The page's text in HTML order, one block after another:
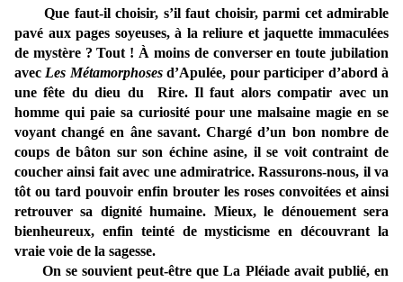
Que faut-il choisir, s’il faut choisir, parmi cet admirable
pavé aux pages soyeuses, à la reliure et jaquette immaculées
de mystère ? Tout ! À moins de converser en toute jubilation
avec Les Métamorphosesd’Apulée, pour participer d’abord à
une fête du dieu du Rire. Il faut alors compatir avec un
homme qui paie sa curiosité pour une malsaine magie en se
voyant changé en âne savant. Chargé d’un bon nombre de
coups de bâton sur son échine asine, il se voit contraint de
coucher ainsi fait avec une admiratrice. Rassurons-nous, il va
tôt ou tard pouvoir enfin brouter les roses convoitées et ainsi
retrouver sa dignité humaine. Mieux, le dénouement sera
bienheureux, enfin teinté de mysticisme en découvrant la
vraie voie de la sagesse.
On se souvient peut-être que La Pléiade avait publié, en